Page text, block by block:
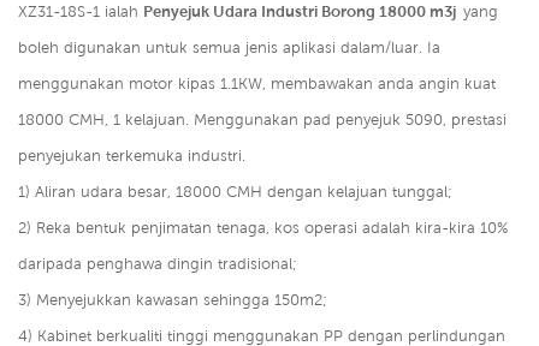
XZ31-18S-1 ialah Penyejuk Udara Industri Borong 18000 m3j yang
boleh digunakan untuk semua jenis aplikasi dalam/luar. Ia
menggunakan motor kipas 1.1KW, membawakan anda angin kuat
18000 CMH, 1 kelajuan. Menggunakan pad penyejuk 5090, prestasi
penyejukan terkemuka industri.
1) Aliran udara besar, 18000 CMH dengan kelajuan tunggal;
2) Reka bentuk penjimatan tenaga, kos operasi adalah kira-kira 10%
daripada penghawa dingin tradisional;
3) Menyejukkan kawasan sehingga 150m2;
4) Kabinet berkualiti tinggi menggunakan PP dengan perlindungan